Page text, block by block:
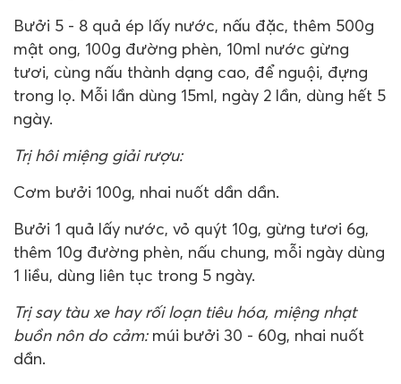
Bưởi 5 - 8 quả ép lấy nước, nấu đặc, thêm 500g
mật ong, 100g đường phèn, 10ml nước gừng
tươi, cùng nấu thành dạng cao, để nguội, đựng
trong lọ. Mỗi lần dùng 15ml, ngày 2 lần, dùng hết 5
ngày.
Trị hôi miệng giải rượu:
Cơm bưởi 100g, nhai nuốt dần dần.
Bưởi 1 quả lấy nước, vỏ quýt 10g, gừng tươi 6g,
thêm 10g đường phèn, nấu chung, mỗi ngày dùng
1 liều, dùng liên tục trong 5 ngày.
Trị say tàu xe hay rối loạn tiêu hóa, miệng nhạt
buồn nôn do cảm: múi bưởi 30 - 60g, nhai nuốt
dần.